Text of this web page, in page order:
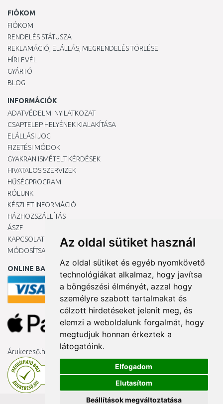
Az oldal sütiket használ
Az oldal sütiket és egyéb nyomkövető
technológiákat alkalmaz, hogy javítsa
a böngészési élményét, azzal hogy
személyre szabott tartalmakat és
célzott hirdetéseket jelenít meg, és
elemzi a weboldalunk forgalmát, hogy
megtudjuk honnan érkeztek a
látogatóink.
Elfogadom
Elutasítom
Beállítások megváltoztatása
FIÓKOM
FIÓKOM
RENDELÉS STÁTUSZA
REKLAMÁCIÓ, ELÁLLÁS, MEGRENDELÉS TÖRLÉSE
HÍRLEVÉL
GYÁRTÓ
BLOG
INFORMÁCIÓK
ADATVÉDELMI NYILATKOZAT
CSAPTELEP HELYÉNEK KIALAKÍTÁSA
ELÁLLÁSI JOG
FIZETÉSI MÓDOK
GYAKRAN ISMÉTELT KÉRDÉSEK
HIVATALOS SZERVIZEK
HŰSÉGPROGRAM
RÓLUNK
KÉSZLET INFORMÁCIÓ
HÁZHOZSZÁLLÍTÁS
ÁSZF
KAPCSOLAT
MÓDOSÍTSA A COOKIE-BEÁLLÍTÁSAIMAT
ONLINE BANKKÁRTYÁVAL
Árukereső.hu